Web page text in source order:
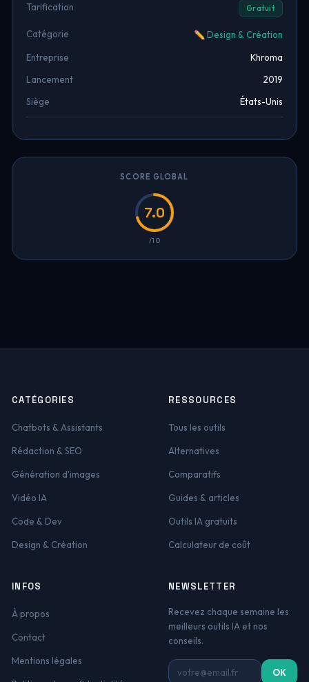
Tarification Gratuit
Catégorie ✏️ Design & Création
Entreprise
Khroma
Lancement
2019
Siège
États-Unis
SCORE GLOBAL
7.0
/10
CATÉGORIES
Chatbots & Assistants
Rédaction & SEO
Génération d'images
Vidéo IA
Code & Dev
Design & Création
RESSOURCES
Tous les outils
Alternatives
Comparatifs
Guides & articles
Outils IA gratuits
Calculateur de coût
INFOS
À propos
Contact
Mentions légales
NEWSLETTER
Recevez chaque semaine les
meilleurs outils IA et nos
conseils.
Adresse email OK